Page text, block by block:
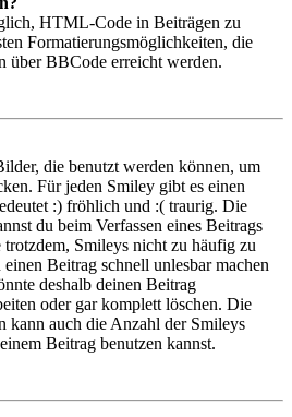
HTML-Code in Beiträgen zu
Formatierungsmöglichkeiten, die
über BBCode erreicht werden.
die benutzt werden können, um
Für jeden Smiley gibt es einen
:) fröhlich und :( traurig. Die
du beim Verfassen eines Beitrags
trotzdem, Smileys nicht zu häufig zu
Beitrag schnell unlesbar machen
deshalb deinen Beitrag
oder gar komplett löschen. Die
kann auch die Anzahl der Smileys
Beitrag benutzen kannst.